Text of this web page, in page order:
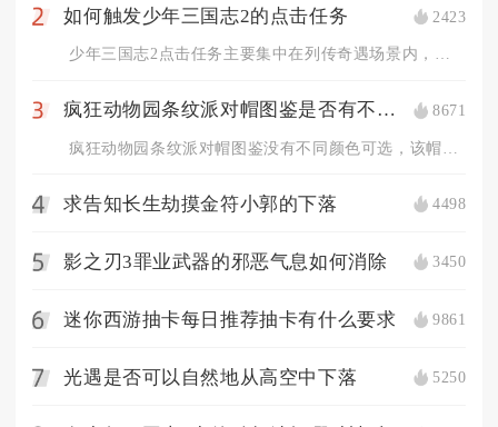
2 如何触发少年三国志2的点击任务 2423
少年三国志2点击任务主要集中在列传奇遇场景内，进入对应列传地...
3 疯狂动物园条纹派对帽图鉴是否有不同颜色可选 8671
4 求告知长生劫摸金符小郭的下落 4498
5 影之刃3罪业武器的邪恶气息如何消除 3450
6 迷你西游抽卡每日推荐抽卡有什么要求 9861
7 光遇是否可以自然地从高空中下落 5250